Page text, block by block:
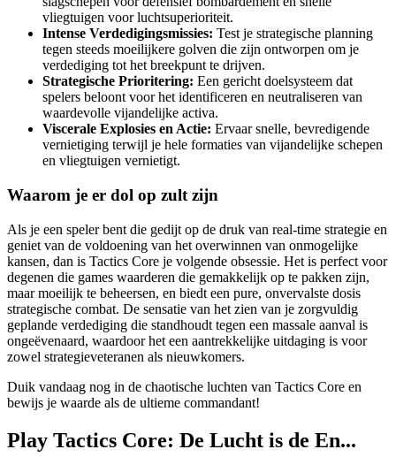
vliegtuigen voor luchtsuperioriteit.
Intense Verdedigingsmissies: Test je strategische planning
tegen steeds moeilijkere golven die zijn ontworpen om je
verdediging tot het breekpunt te drijven.
Strategische Prioritering: Een gericht doelsysteem dat
spelers beloont voor het identificeren en neutraliseren van
waardevolle vijandelijke activa.
Viscerale Explosies en Actie: Ervaar snelle, bevredigende
vernietiging terwijl je hele formaties van vijandelijke schepen
en vliegtuigen vernietigt.
Waarom je er dol op zult zijn
Als je een speler bent die gedijt op de druk van real-time strategie en
geniet van de voldoening van het overwinnen van onmogelijke
kansen, dan is Tactics Core je volgende obsessie. Het is perfect voor
degenen die games waarderen die gemakkelijk op te pakken zijn,
maar moeilijk te beheersen, en biedt een pure, onvervalste dosis
strategische combat. De sensatie van het zien van je zorgvuldig
geplande verdediging die standhoudt tegen een massale aanval is
ongeëvenaard, waardoor het een aantrekkelijke uitdaging is voor
zowel strategieveteranen als nieuwkomers.
Duik vandaag nog in de chaotische luchten van Tactics Core en
bewijs je waarde als de ultieme commandant!
Play Tactics Core: De Lucht is de En...